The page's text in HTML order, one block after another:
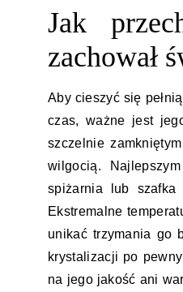
Jak
zachował
Aby cieszyć się
czas, ważne jest
szczelnie
wilgocią.
spiżarnia lub szafka
Ekstremalne
unikać trzymania go
krystalizacji po
na jego jakość ani